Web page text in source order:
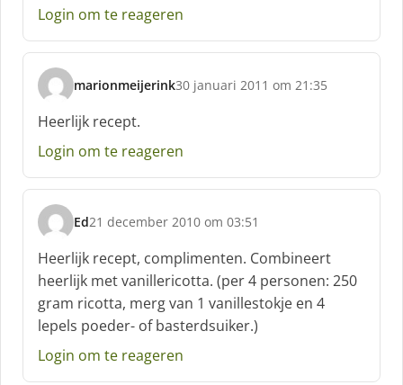
Login om te reageren
marionmeijerink
s
c
h
r
e
f
:
30 januari 2011 om 21:35
Heerlijk recept.
Login om te reageren
Ed
s
c
h
r
e
e
:
21 december 2010 om 03:51
Heerlijk recept, complimenten. Combineert
heerlijk met vanillericotta. (per 4 personen: 250
gram ricotta, merg van 1 vanillestokje en 4
lepels poeder- of basterdsuiker.)
Login om te reageren